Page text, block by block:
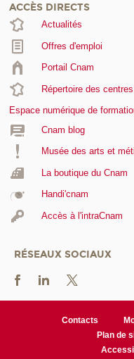
ACCÈS DIRECTS
Actualités
Offres d'emploi
Portail Cnam
Répertoire des
Espace numérique de
Cnam blog
Musée des arts et
La boutique du Cnam
Handi'cnam
Accès à l'intraCnam
RÉSEAUX SOCIAUX
Contacts
Plan de